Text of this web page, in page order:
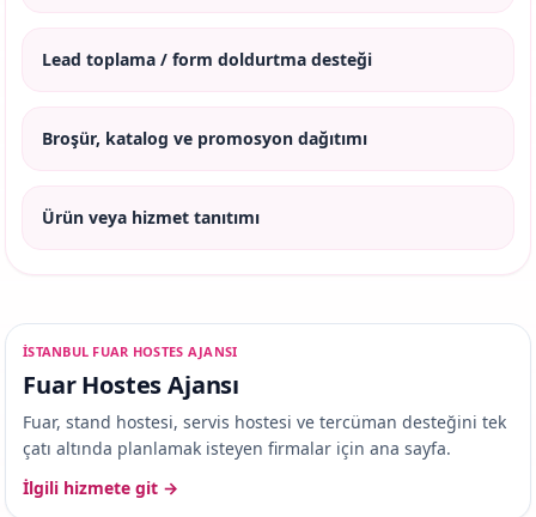
Lead toplama / form doldurtma desteği
Broşür, katalog ve promosyon dağıtımı
Ürün veya hizmet tanıtımı
ISTANBUL FUAR HOSTES AJANSI
Fuar Hostes Ajansı
Fuar, stand hostesi, servis hostesi ve tercüman desteğini tek
çatı altında planlamak isteyen firmalar için ana sayfa.
İlgili hizmete git →